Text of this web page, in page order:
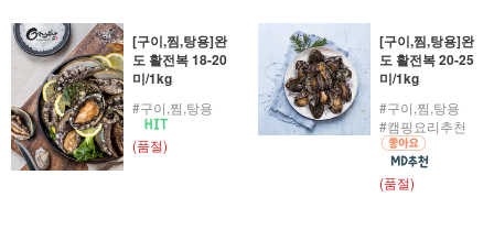
[구이,찜,탕용]완
도 활전복 18-20
미/1kg
#구이,찜,탕용
(품절)
[구이,찜,탕용]완
도 활전복 20-25
미/1kg
#구이,찜,탕용
#캠핑요리추천
(품절)